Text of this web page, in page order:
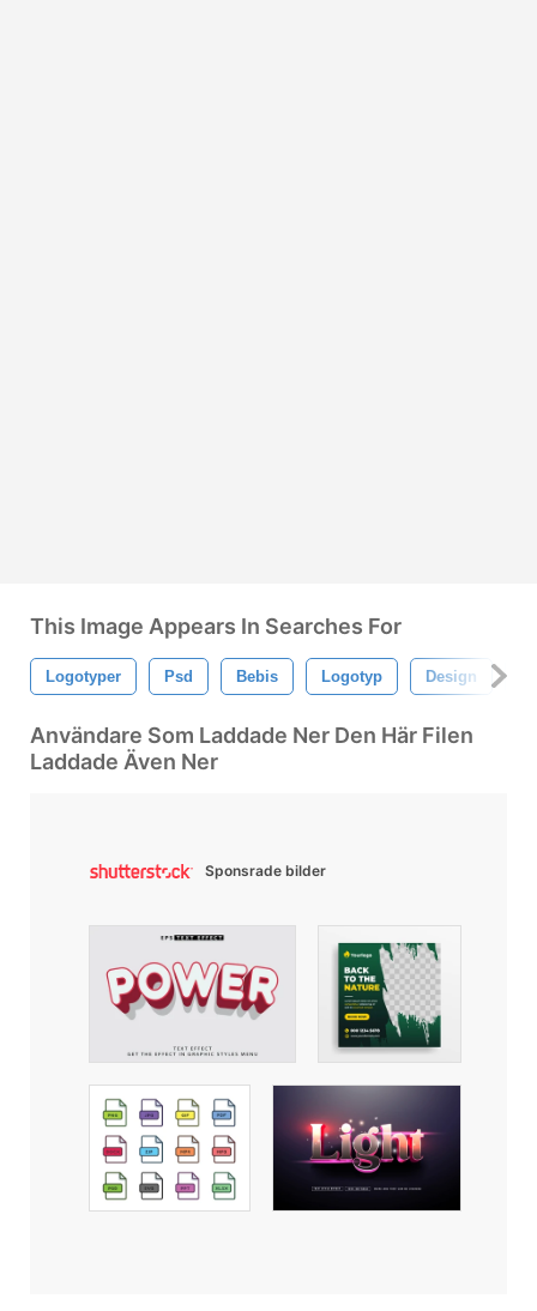
This Image Appears In Searches For
Logotyper Psd Bebis Logotyp Design
Användare Som Laddade Ner Den Här Filen
Laddade Även Ner
Sponsrade bilder